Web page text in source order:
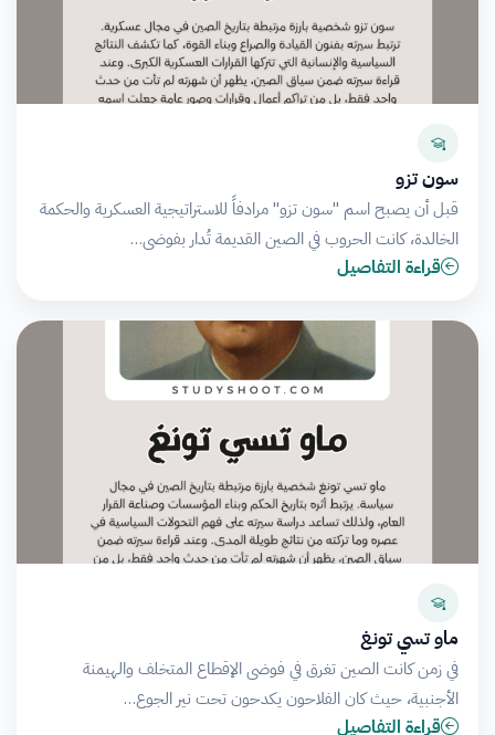
سون تزو
قبل أن يصبح اسم "سون تزو" مرادفاً للاستراتيجية العسكرية والحكمة
الخالدة، كانت الحروب في الصين القديمة تُدار بفوضى…
قراءة التفاصيل
ماو تسي تونغ
في زمن كانت الصين تغرق في فوضى الإقطاع المتخلف والهيمنة
الأجنبية، حيث كان الفلاحون يكدحون تحت نير الجوع…
قراءة التفاصيل